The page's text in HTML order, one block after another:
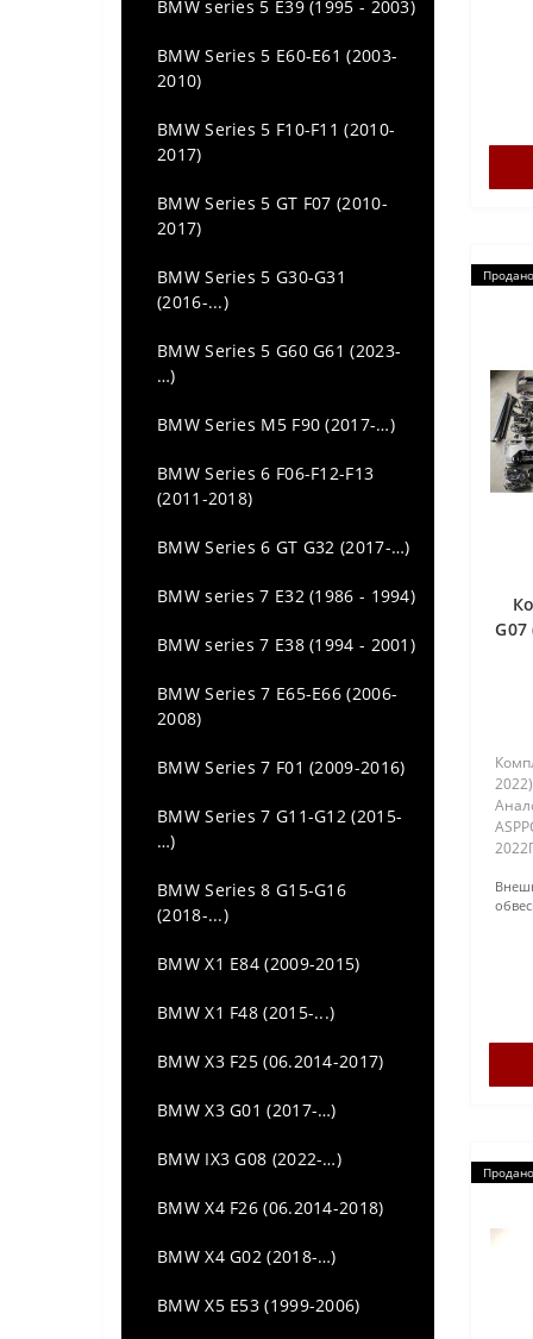
BMW series 5 E39 (1995 - 2003)
BMW Series 5 E60-E61 (2003-
2010)
BMW Series 5 F10-F11 (2010-
2017)
BMW Series 5 GT F07 (2010-
2017)
BMW Series 5 G30-G31
(2016-...)
BMW Series 5 G60 G61 (2023-
…)
BMW Series M5 F90 (2017-…)
BMW Series 6 F06-F12-F13
(2011-2018)
BMW Series 6 GT G32 (2017-…)
BMW series 7 E32 (1986 - 1994)
BMW series 7 E38 (1994 - 2001)
BMW Series 7 E65-E66 (2006-
2008)
BMW Series 7 F01 (2009-2016)
BMW Series 7 G11-G12 (2015-
…)
BMW Series 8 G15-G16
(2018-...)
BMW X1 E84 (2009-2015)
BMW X1 F48 (2015-...)
BMW X3 F25 (06.2014-2017)
BMW X3 G01 (2017-…)
BMW IX3 G08 (2022-…)
BMW X4 F26 (06.2014-2018)
BMW X4 G02 (2018-…)
BMW X5 E53 (1999-2006)
Продано
G07
Продано